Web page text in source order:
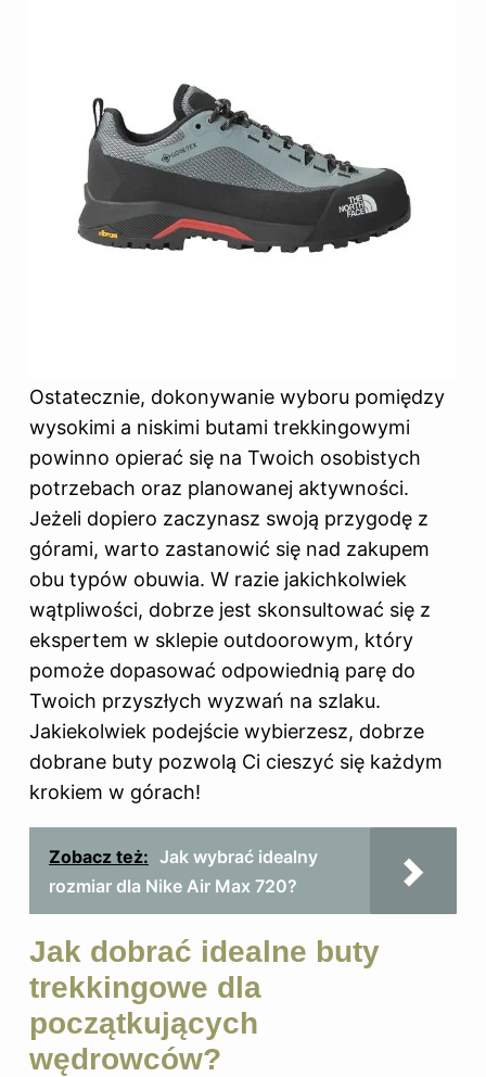
Ostatecznie, dokonywanie wyboru pomiędzy
wysokimi a niskimi butami trekkingowymi
powinno opierać się na Twoich osobistych
potrzebach oraz planowanej aktywności.
Jeżeli dopiero zaczynasz swoją przygodę z
górami, warto zastanowić się nad zakupem
obu typów obuwia. W razie jakichkolwiek
wątpliwości, dobrze jest skonsultować się z
ekspertem w sklepie outdoorowym, który
pomoże dopasować odpowiednią parę do
Twoich przyszłych wyzwań na szlaku.
Jakiekolwiek podejście wybierzesz, dobrze
dobrane buty pozwolą Ci cieszyć się każdym
krokiem w górach!
Zobacz też: Jak wybrać idealny
rozmiar dla Nike Air Max 720?
Jak dobrać idealne buty
trekkingowe dla
początkujących
wędrowców?